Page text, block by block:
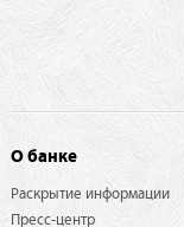
О банке
Раскрытие информации
Пресс-центр